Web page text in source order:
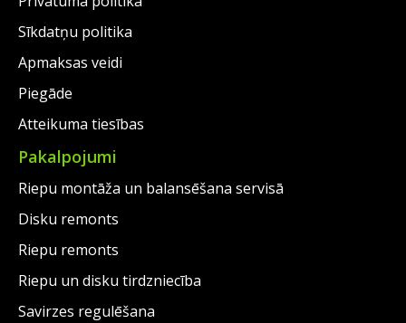
Sīkdatņu politika
Apmaksas veidi
Piegāde
Atteikuma tiesības
Pakalpojumi
Riepu montāža un balansēšana servisā
Disku remonts
Riepu remonts
Riepu un disku tirdzniecība
Savirzes regulēšana